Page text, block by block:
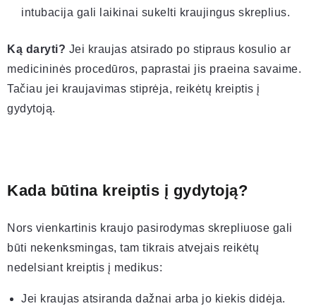
intubacija gali laikinai sukelti kraujingus skreplius.
Ką daryti? Jei kraujas atsirado po stipraus kosulio ar
medicininės procedūros, paprastai jis praeina savaime.
Tačiau jei kraujavimas stiprėja, reikėtų kreiptis į
gydytoją.
Kada būtina kreiptis į gydytoją?
Nors vienkartinis kraujo pasirodymas skrepliuose gali
būti nekenksmingas, tam tikrais atvejais reikėtų
nedelsiant kreiptis į medikus:
Jei kraujas atsiranda dažnai arba jo kiekis didėja.